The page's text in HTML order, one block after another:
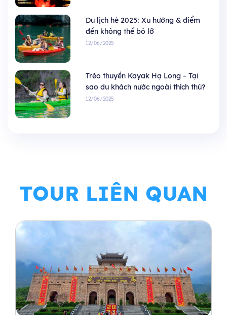
Du lịch hè 2025: Xu hướng & điểm
đến không thể bỏ lỡ
12/06/2025
Trèo thuyền Kayak Hạ Long – Tại
sao du khách nước ngoài thích thú?
12/06/2025
TOUR LIÊN QUAN